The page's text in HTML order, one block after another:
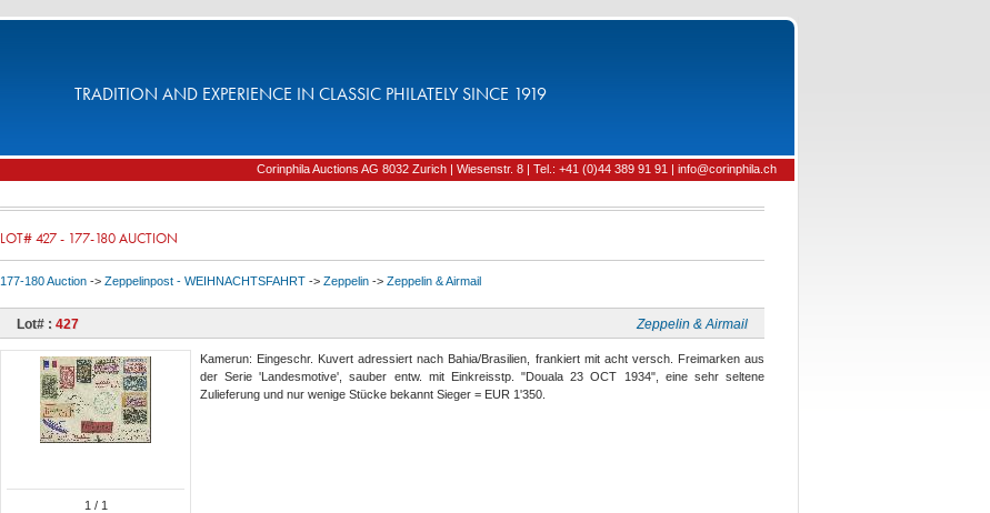
TRADITION AND EXPERIENCE IN CLASSIC PHILATELY SINCE 1919
Corinphila Auctions AG 8032 Zurich | Wiesenstr. 8 | Tel.: +41 (0)44 389 91 91 | info@corinphila.ch
LOT# 427 - 177-180 AUCTION
177-180 Auction -> Zeppelinpost - WEIHNACHTSFAHRT -> Zeppelin -> Zeppelin & Airmail
Lot# : 427 Zeppelin & Airmail
1 / 1
Kamerun: Eingeschr. Kuvert adressiert nach Bahia/Brasilien, frankiert mit acht versch. Freimarken aus
der Serie 'Landesmotive', sauber entw. mit Einkreisstp. "Douala 23 OCT 1934", eine sehr seltene
Zulieferung und nur wenige Stücke bekannt Sieger = EUR 1'350.